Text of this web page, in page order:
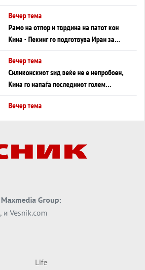
во Суец најавува глобален енергетски
инфаркт?
Вечер тема
Рамо на отпор и тврдина на патот кон
Кина - Пекинг го подготвува Иран за
американска копнена инвазија
Вечер тема
Силиконскиот ѕид веќе не е непробоен,
Кина го напаѓа последниот голем
монопол на Западот?
Вечер тема
Вечер тема
ДЛАБОКО УДОЛУ: Сметководствените
Вечер тема
АТОМСКО ДОМИНО НА БЛИСКИОТ
ИСТОК
Обвинувањето кон Русија го поврзува
Maxmedia Group:
, и Vesnik.com
Life